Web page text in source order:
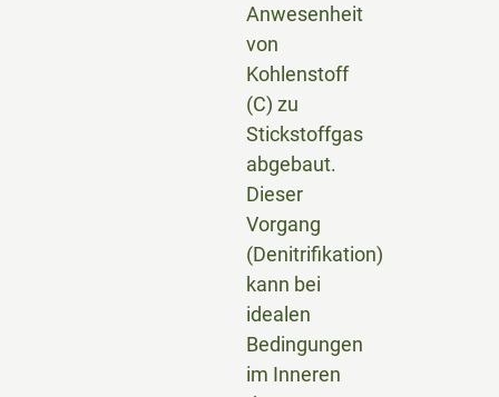
Anwesenheit
von
Kohlenstoff
(C) zu
Stickstoffgas
abgebaut.
Dieser
Vorgang
(Denitrifikation)
kann bei
idealen
Bedingungen
im Inneren